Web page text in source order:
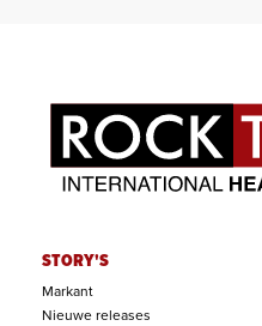
STORY'S
Markant
Nieuwe releases